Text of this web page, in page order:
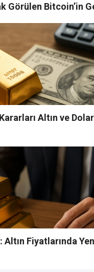
Görülen Bitcoin’in
Altın ve
Altın Fiyatlarında